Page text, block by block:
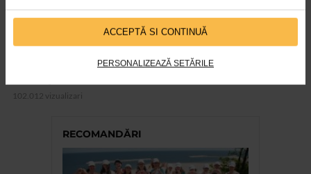
ACCEPTĂ SI CONTINUĂ
PERSONALIZEAZĂ SETĂRILE
CATENA RECOMANDA
102.012 vizualizari
RECOMANDĂRI